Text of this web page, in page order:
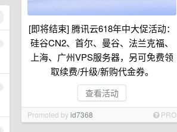
[即将结束] 腾讯云618年中大促活动：
硅谷CN2、首尔、曼谷、法兰克福、
上海、广州VPS服务器，另可免费领
取续费/升级/新购代金券。
查看活动
Promoted byid7368 PRO